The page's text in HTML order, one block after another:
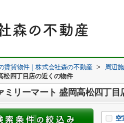
賃貸物件｜株式会社森の不動産 > 周辺
松四丁目店の近くの物件
ミリーマート 盛岡高松四丁目
空